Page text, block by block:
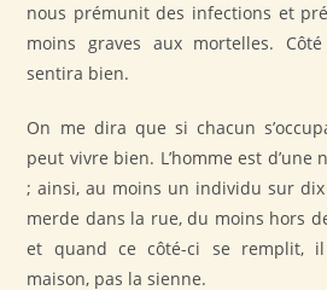
nous prémunit des infections et
moins graves aux mortelles.
sentira bien.
On me dira que si chacun
peut vivre bien. L’homme est d’une
; ainsi, au moins un individu sur dix
merde dans la rue, du moins hors
et quand ce côté-ci se remplit,
maison, pas la sienne.